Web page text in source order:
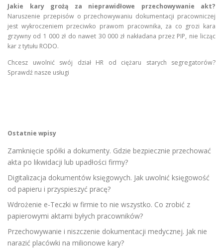
Jakie kary grożą za nieprawidłowe przechowywanie akt?
Naruszenie przepisów o przechowywaniu dokumentacji pracowniczej
jest wykroczeniem przeciwko prawom pracownika, za co grozi kara
grzywny od 1 000 zł do nawet 30 000 zł nakładana przez PIP, nie licząc
kar z tytułu RODO.
Chcesz uwolnić swój dział HR od ciężaru starych segregatorów?
Sprawdź nasze usługi
Ostatnie wpisy
Zamknięcie spółki a dokumenty. Gdzie bezpiecznie przechować
akta po likwidacji lub upadłości firmy?
Digitalizacja dokumentów księgowych. Jak uwolnić księgowość
od papieru i przyspieszyć pracę?
Wdrożenie e-Teczki w firmie to nie wszystko. Co zrobić z
papierowymi aktami byłych pracowników?
Przechowywanie i niszczenie dokumentacji medycznej. Jak nie
narazić placówki na milionowe kary?